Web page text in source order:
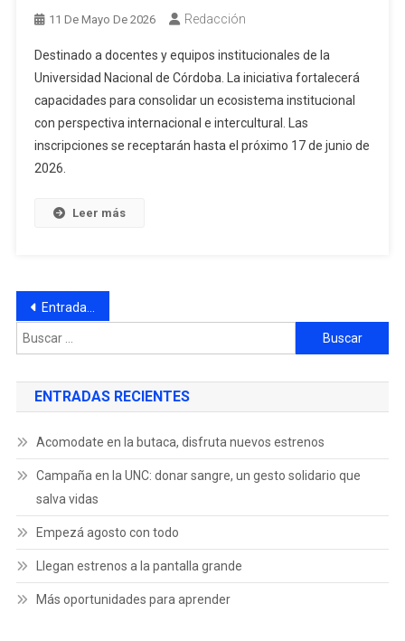
11 De Mayo De 2026 Redacción
Destinado a docentes y equipos institucionales de la
Universidad Nacional de Córdoba. La iniciativa fortalecerá
capacidades para consolidar un ecosistema institucional
con perspectiva internacional e intercultural. Las
inscripciones se receptarán hasta el próximo 17 de junio de
2026.
Leer más
Entradas anteriores
ENTRADAS RECIENTES
Acomodate en la butaca, disfruta nuevos estrenos
Campaña en la UNC: donar sangre, un gesto solidario que
salva vidas
Empezá agosto con todo
Llegan estrenos a la pantalla grande
Más oportunidades para aprender